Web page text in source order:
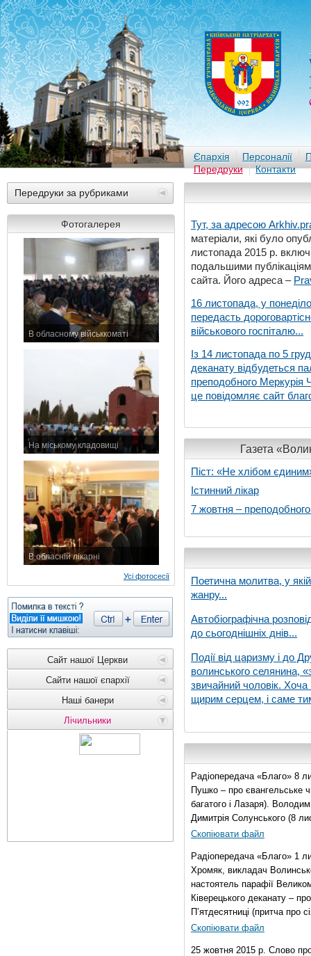
Єпархія Персоналії
Передруки
Контакти
Передруки за рубриками
Фотогалерея
В обласному військкоматі
На міському кладовищі
В обласній лікарні
Усі фотосесії
Сайт нашої Церкви
Сайти нашої єпархії
Наші банери
Лічильники
Тут, за адресою
матеріали, які було
листопада 2015 р.
подальшими
сайта. Його адреса –
16 листопада, у
передасть
військового госпіталю...
Із 14 листопада по 5
деканату відбудеться
преподобного Меркурія
це повідомляє сайт
Газета
Піст: «Не хлібом
Істинний лікар
7 жовтня –
Поетична молитва, у
жанру...
Автобіографічна
до сьогоднішніх днів...
Події від царизму і до
волинського селянина,
звичайний чоловік. Хоча
щирим серцем, і саме
Радіопередача «Благо» 8
Пушко – про євангельське
багатого і Лазаря).
Димитрія Солунського (8
Скопіювати файл
Радіопередача «Благо» 1
Хромяк, викладач
настоятель парафії
Ківерецького деканату –
П’ятдесятниці (притча про
Скопіювати файл
25 жовтня 2015 р. Слово